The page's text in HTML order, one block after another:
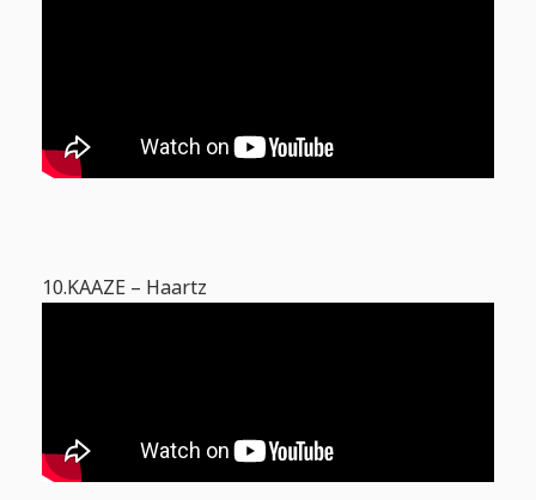
10.KAAZE – Haartz